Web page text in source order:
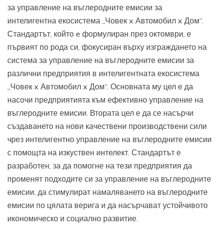
за управление на въглеродните емисии за
интелигентна екосистема „Човек x Автомобил x Дом“.
Стандартът, който e формулиран през октомври, е
първият по рода си, фокусиран върху изграждането на
система за управление на въглеродните емисии за
различни предприятия в интелигентната екосистема
„Човек x Автомобил x Дом“. Основната му цел е да
насочи предприятията към ефективно управление на
въглеродните емисии. Втората цел е да се насърчи
създаването на нови качествени производствени сили
чрез интелигентно управление на въглеродните емисии
с помощта на изкуствен интелект. Стандартът е
разработен, за да помогне на тези предприятия да
променят подходите си за управление на въглеродните
емисии, да стимулират намаляването на въглеродните
емисии по цялата верига и да насърчават устойчивото
икономическо и социално развитие.